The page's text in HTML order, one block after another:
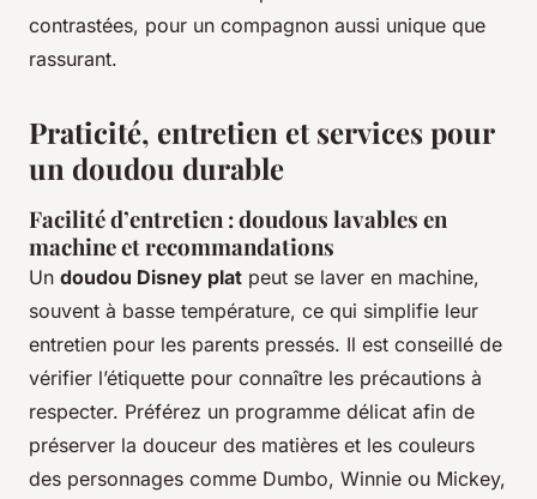
contrastées, pour un compagnon aussi unique que
rassurant.
Praticité, entretien et services pour
un doudou durable
Facilité d’entretien : doudous lavables en
machine et recommandations
Un doudou Disney plat peut se laver en machine,
souvent à basse température, ce qui simplifie leur
entretien pour les parents pressés. Il est conseillé de
vérifier l’étiquette pour connaître les précautions à
respecter. Préférez un programme délicat afin de
préserver la douceur des matières et les couleurs
des personnages comme Dumbo, Winnie ou Mickey,